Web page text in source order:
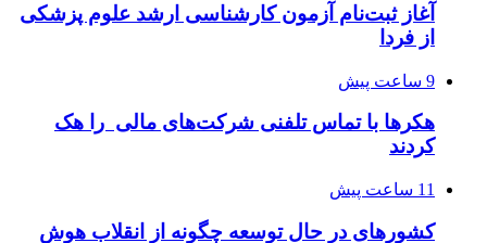
آغاز ثبت‌نام‌ آزمون کارشناسی ارشد علوم پزشکی
از فردا
9 ساعت پیش
هکرها با تماس تلفنی شرکت‌های مالی را هک
کردند
11 ساعت پیش
کشورهای در حال توسعه چگونه از انقلاب هوش